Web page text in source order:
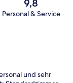
9,8
Personal & Service
und sehr